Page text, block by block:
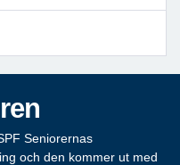
Seniorernas
och den kommer ut med